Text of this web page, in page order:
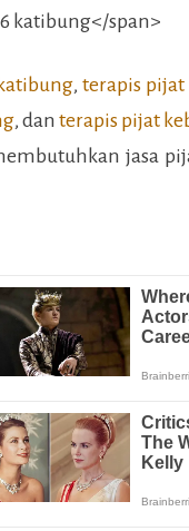
, terapis pijat
, dan terapis pijat
jasa